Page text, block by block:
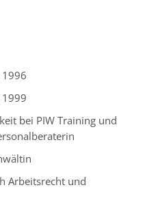
1996
1999
bei PIW Training und
Arbeitsrecht und